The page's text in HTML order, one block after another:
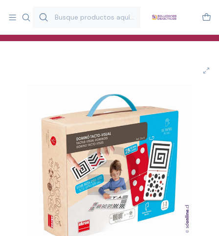
y estimulación infantil en Chile.
Especialistas en recursos educativos para aulas, terapeutas y